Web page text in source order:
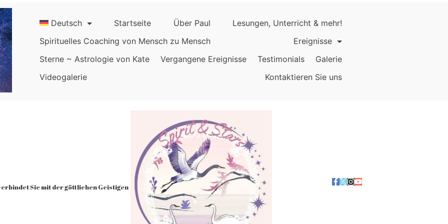
Deutsch Startseite Über Paul
Lesungen, Unterricht & mehr!
Spirituelles Coaching von Mensch zu Mensch
Ereignisse
Sterne ~ Astrologie von Kate
Vergangene Ereignisse Testimonials
Galerie
Videogalerie
Kontaktieren Sie uns
Sie mit der göttlichen Geistigen